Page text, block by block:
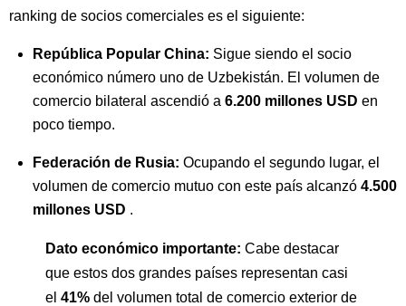
ranking de socios comerciales es el siguiente:
República Popular China: Sigue siendo el socio
económico número uno de Uzbekistán. El volumen de
comercio bilateral ascendió a 6.200 millones USD en
poco tiempo.
Federación de Rusia: Ocupando el segundo lugar, el
volumen de comercio mutuo con este país alcanzó 4.500
millones USD .
Dato económico importante: Cabe destacar
que estos dos grandes países representan casi
el 41% del volumen total de comercio exterior de